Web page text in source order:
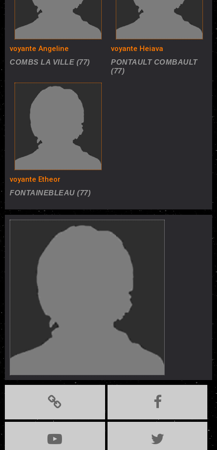
voyante Angeline
COMBS LA VILLE (77)
voyante Heiava
PONTAULT COMBAULT
(77)
voyante Etheor
FONTAINEBLEAU (77)